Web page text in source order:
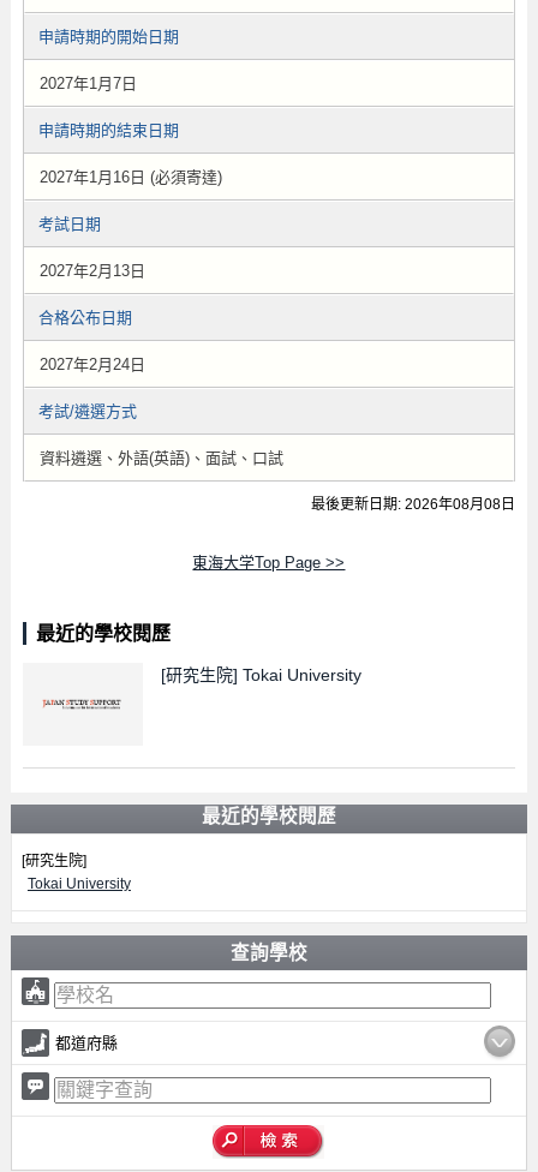
申請時期的開始日期
2027年1月7日
申請時期的結束日期
2027年1月16日 (必須寄達)
考試日期
2027年2月13日
合格公布日期
2027年2月24日
考試/遴選方式
資料遴選、外語(英語)、面試、口試
最後更新日期: 2026年08月08日
東海大学Top Page >>
最近的學校閱歷
[研究生院] Tokai University
最近的學校閱歷
[研究生院]
Tokai University
查詢學校
都道府縣